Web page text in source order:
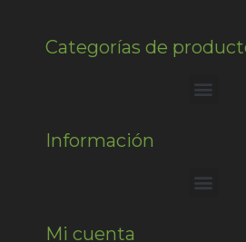
Categorías de
Información
Mi cuenta